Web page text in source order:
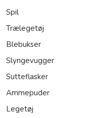
Spil
Trælegetøj
Blebukser
Slyngevugger
Sutteflasker
Ammepuder
Legetøj